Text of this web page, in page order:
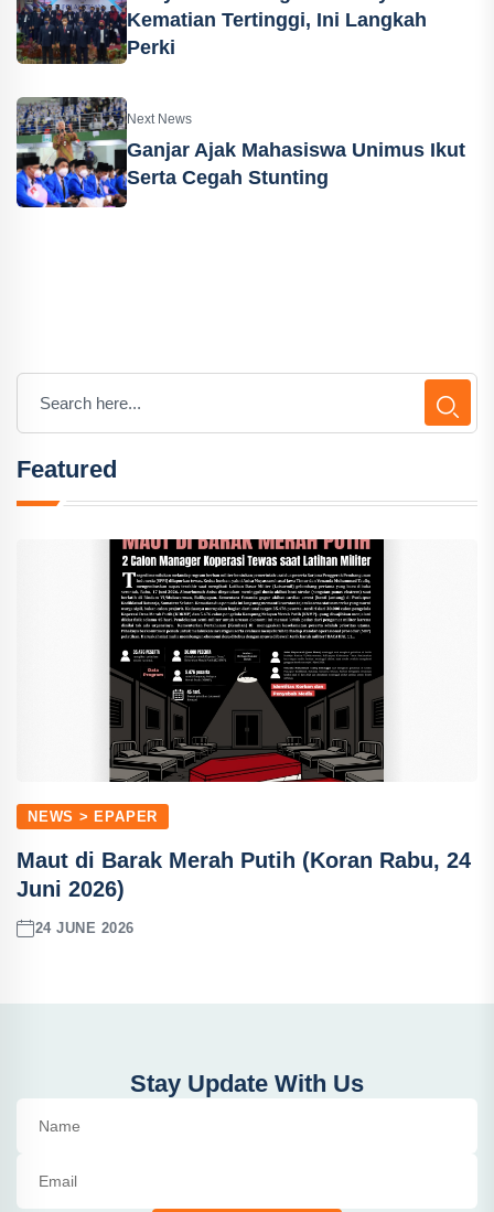
Kematian Tertinggi, Ini Langkah
Perki
Next News
Ganjar Ajak Mahasiswa Unimus Ikut
Serta Cegah Stunting
Featured
NEWS > EPAPER
Maut di Barak Merah Putih (Koran Rabu, 24
Juni 2026)
24 JUNE 2026
Stay Update With Us